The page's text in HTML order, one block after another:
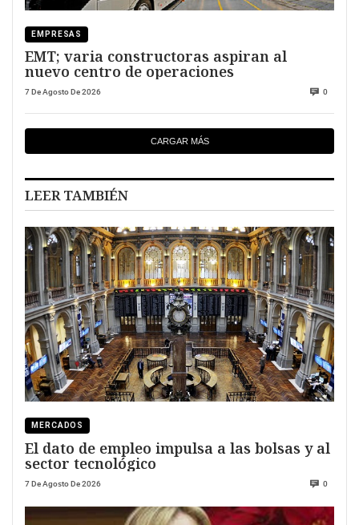
EMPRESAS
EMT; varia constructoras aspiran al
nuevo centro de operaciones
7 De Agosto De 2026 0
CARGAR MÁS
LEER TAMBIÉN
MERCADOS
El dato de empleo impulsa a las bolsas y al
sector tecnológico
7 De Agosto De 2026 0